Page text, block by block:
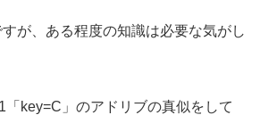
が、ある程度の知識は必要な気がし
「key=C」のアドリブの真似をして